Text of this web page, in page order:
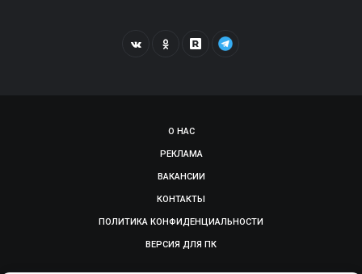
О НАС
РЕКЛАМА
ВАКАНСИИ
КОНТАКТЫ
ПОЛИТИКА КОНФИДЕНЦИАЛЬНОСТИ
ВЕРСИЯ ДЛЯ ПК